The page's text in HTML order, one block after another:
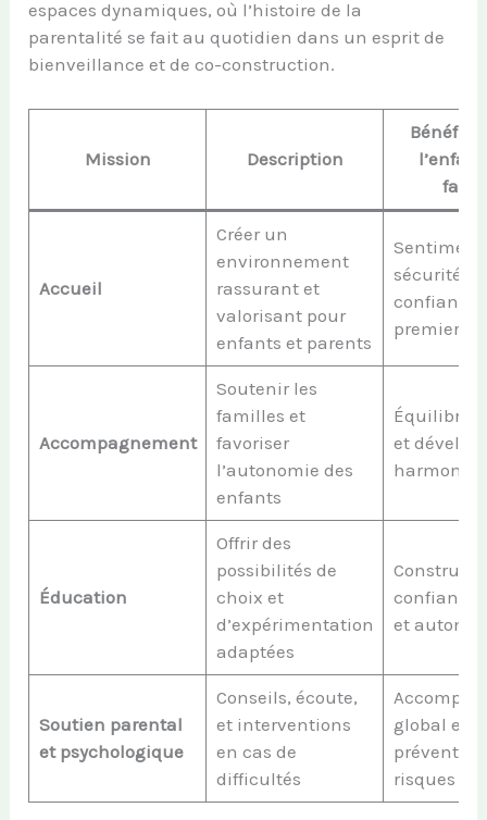
espaces dynamiques, où l’histoire de la
parentalité se fait au quotidien dans un esprit de
bienveillance et de co-construction.
Mission Description
Accueil
Créer un
environnement
rassurant et
valorisant pour
enfants et parents
Sentiment
sécurité et
confiance
premiers
Accompagnement
Soutenir les
familles et
favoriser
l’autonomie des
enfants
Équilibre
et
Éducation
Offrir des
possibilités de
choix et
d’expérimentation
adaptées
confiance
et
Soutien parental
et psychologique
Conseils, écoute,
et interventions
en cas de
difficultés
global et
risques